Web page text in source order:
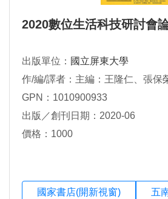
2020數位生活科技研討會
出版單位： 國立屏東大學
作/編/譯者：主編：王隆仁、張
GPN：1010900933
出版／創刊日期：2020-06
價格：1000
國家書店(開新視窗) 五